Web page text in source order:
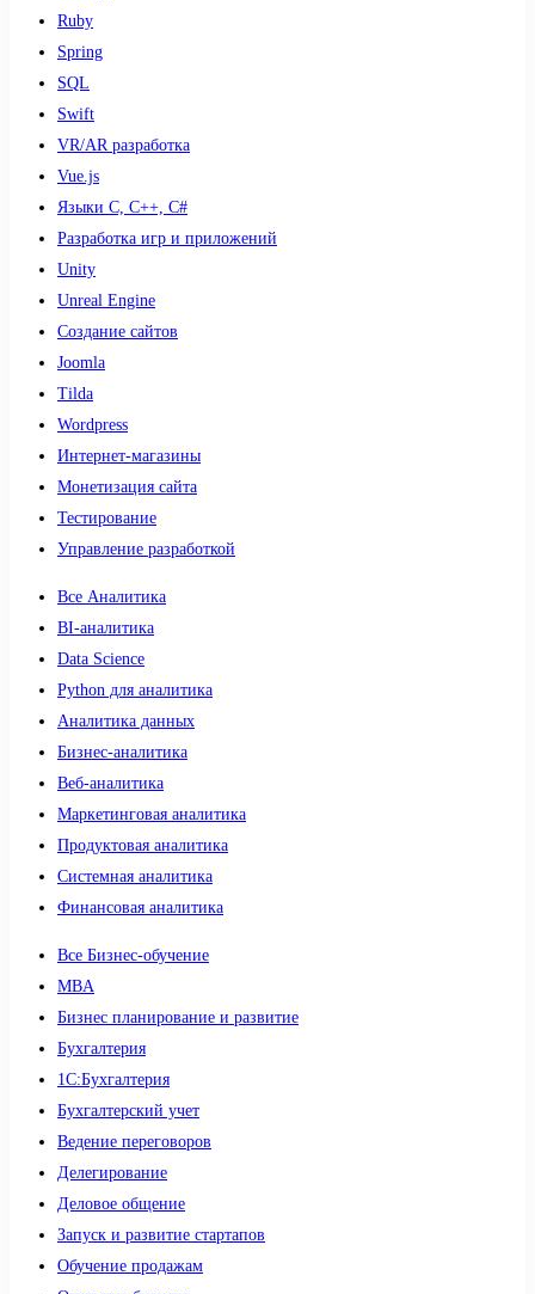
Ruby
Spring
SQL
Swift
VR/AR разработка
Vue.js
Языки С, С++, С#
Разработка игр и приложений
Unity
Unreal Engine
Создание сайтов
Joomla
Tilda
Wordpress
Интернет-магазины
Монетизация сайта
Тестирование
Управление разработкой
Все Аналитика
BI-аналитика
Data Science
Python для аналитика
Аналитика данных
Бизнес-аналитика
Веб-аналитика
Маркетинговая аналитика
Продуктовая аналитика
Системная аналитика
Финансовая аналитика
Все Бизнес-обучение
MBA
Бизнес планирование и развитие
Бухгалтерия
1C:Бухгалтерия
Бухгалтерский учет
Ведение переговоров
Делегирование
Деловое общение
Запуск и развитие стартапов
Обучение продажам